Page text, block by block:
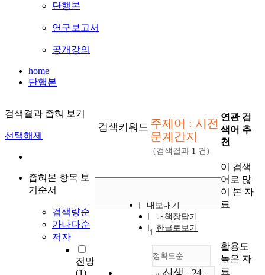
단행본
연구보고서
공개강의
home
단행본
검색결과 좁혀 보기
선택해제
좁혀본 항목 보
기순서
검색량순
가나다순
저자
전망
검색키워드 주제어 : 시전
문계간지
(검색결과 1 건)
내보내기
내책장담기
한글로보기
정확도순
1
연관 검
색어 추
천
이 검색
어로 많
이 본 자
료
활용도
높은 자
료